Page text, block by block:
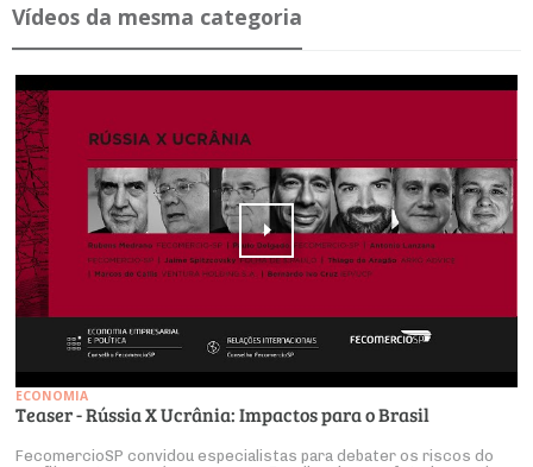
Ví­deos da mesma ca­te­goria
ECONOMIA
Teaser - Rússia X Ucrânia: Impactos para o Brasil
FecomercioSP convidou especialistas para debater os riscos do